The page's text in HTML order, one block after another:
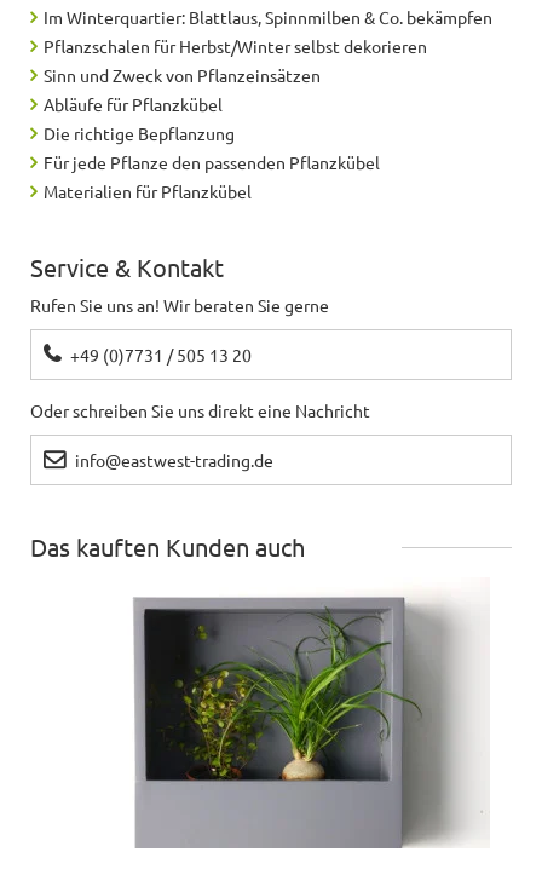
Im Winterquartier: Blattlaus, Spinnmilben & Co. bekämpfen
Pflanzschalen für Herbst/Winter selbst dekorieren
Sinn und Zweck von Pflanzeinsätzen
Abläufe für Pflanzkübel
Die richtige Bepflanzung
Für jede Pflanze den passenden Pflanzkübel
Materialien für Pflanzkübel
Service & Kontakt
Rufen Sie uns an! Wir beraten Sie gerne
+49 (0)7731 / 505 13 20
Oder schreiben Sie uns direkt eine Nachricht
info@eastwest-trading.de
Das kauften Kunden auch